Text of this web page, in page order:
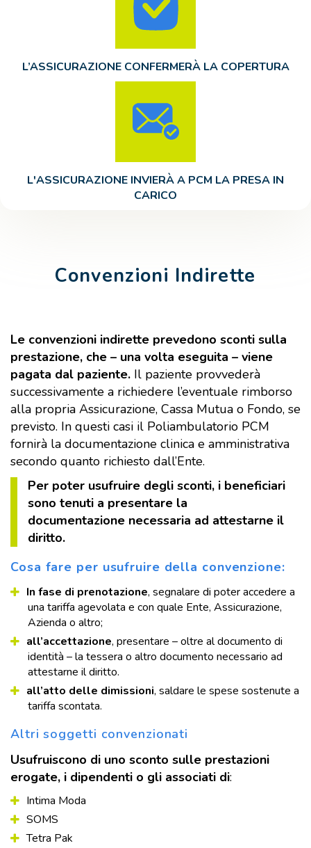
L’ASSICURAZIONE CONFERMERÀ LA COPERTURA
L'ASSICURAZIONE INVIERÀ A PCM LA PRESA IN
CARICO
Convenzioni Indirette
Le convenzioni indirette prevedono sconti sulla
prestazione, che – una volta eseguita – viene
pagata dal paziente. Il paziente provvederà
successivamente a richiedere l’eventuale rimborso
alla propria Assicurazione, Cassa Mutua o Fondo, se
previsto. In questi casi il Poliambulatorio PCM
fornirà la documentazione clinica e amministrativa
secondo quanto richiesto dall’Ente.
Per poter usufruire degli sconti, i beneficiari
sono tenuti a presentare la
documentazione necessaria ad attestarne il
diritto.
Cosa fare per usufruire della convenzione:
In fase di prenotazione, segnalare di poter accedere a
una tariffa agevolata e con quale Ente, Assicurazione,
Azienda o altro;
all’accettazione, presentare – oltre al documento di
identità – la tessera o altro documento necessario ad
attestarne il diritto.
all’atto delle dimissioni, saldare le spese sostenute a
tariffa scontata.
Altri soggetti convenzionati
Usufruiscono di uno sconto sulle prestazioni
erogate, i dipendenti o gli associati di:
Intima Moda
SOMS
Tetra Pak